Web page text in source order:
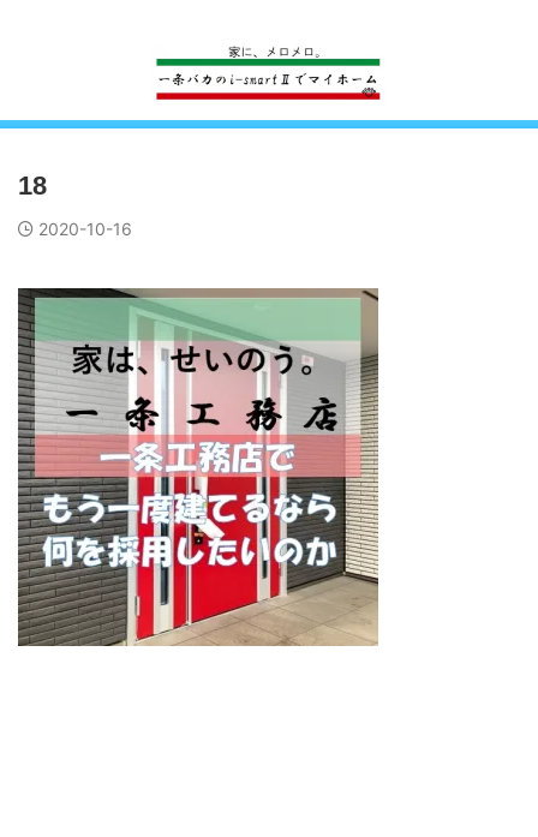
18
2020-10-16